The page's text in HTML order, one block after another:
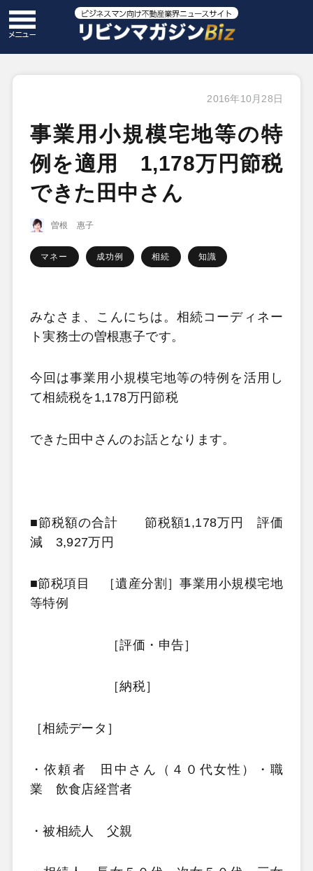
2016年10月28日
事業用小規模宅地等の特
例を適用 1,178万円節税
できた田中さん
曽根 惠子
マネー 成功例 相続 知識
みなさま、こんにちは。相続コーディネー
ト実務士の曽根惠子です。
今回は事業用小規模宅地等の特例を活用し
て相続税を 1,178万円節税
できた田中さんのお話となります。
■節税額の合計 節税額1,178万円 評価
減 3,927万円
■節税項目 ［遺産分割］事業用小規模宅地
等特例
［評価・申告］
［納税］
［相続データ］
・依頼者 田中さん（４０代女性）・職
業 飲食店経営者
・被相続人 父親